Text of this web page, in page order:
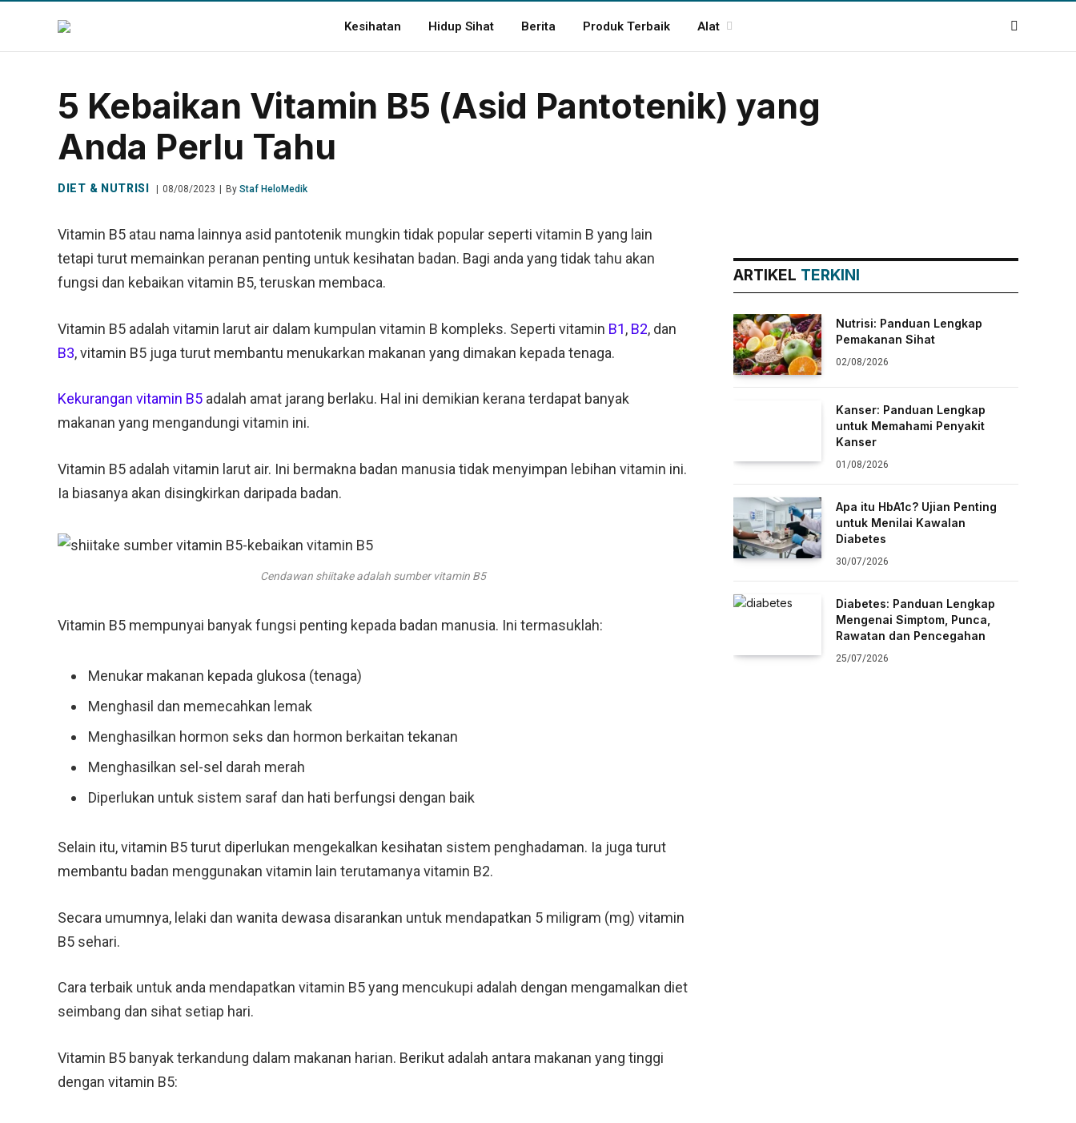
Kesihatan Hidup Sihat Berita Produk Terbaik Alat
5 Kebaikan Vitamin B5 (Asid Pantotenik) yang
Anda Perlu Tahu
DIET & NUTRISI 08/08/2023 By Staf HeloMedik
Vitamin B5 atau nama lainnya asid pantotenik mungkin tidak popular seperti vitamin B yang lain
tetapi turut memainkan peranan penting untuk kesihatan badan. Bagi anda yang tidak tahu akan
fungsi dan kebaikan vitamin B5, teruskan membaca.
Vitamin B5 adalah vitamin larut air dalam kumpulan vitamin B kompleks. Seperti vitamin B1, B2, dan
B3, vitamin B5 juga turut membantu menukarkan makanan yang dimakan kepada tenaga.
Kekurangan vitamin B5 adalah amat jarang berlaku. Hal ini demikian kerana terdapat banyak
makanan yang mengandungi vitamin ini.
Vitamin B5 adalah vitamin larut air. Ini bermakna badan manusia tidak menyimpan lebihan vitamin ini.
Ia biasanya akan disingkirkan daripada badan.
Cendawan shiitake adalah sumber vitamin B5
Vitamin B5 mempunyai banyak fungsi penting kepada badan manusia. Ini termasuklah:
Menukar makanan kepada glukosa (tenaga)
Menghasil dan memecahkan lemak
Menghasilkan hormon seks dan hormon berkaitan tekanan
Menghasilkan sel-sel darah merah
Diperlukan untuk sistem saraf dan hati berfungsi dengan baik
Selain itu, vitamin B5 turut diperlukan mengekalkan kesihatan sistem penghadaman. Ia juga turut
membantu badan menggunakan vitamin lain terutamanya vitamin B2.
Secara umumnya, lelaki dan wanita dewasa disarankan untuk mendapatkan 5 miligram (mg) vitamin
B5 sehari.
Cara terbaik untuk anda mendapatkan vitamin B5 yang mencukupi adalah dengan mengamalkan diet
seimbang dan sihat setiap hari.
Vitamin B5 banyak terkandung dalam makanan harian. Berikut adalah antara makanan yang tinggi
dengan vitamin B5:
ARTIKEL TERKINI
Nutrisi: Panduan Lengkap
Pemakanan Sihat
02/08/2026
Kanser: Panduan Lengkap
untuk Memahami Penyakit
Kanser
01/08/2026
Apa itu HbA1c? Ujian Penting
untuk Menilai Kawalan
Diabetes
30/07/2026
Diabetes: Panduan Lengkap
Mengenai Simptom, Punca,
Rawatan dan Pencegahan
25/07/2026